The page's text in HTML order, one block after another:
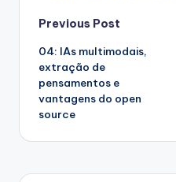
Post
navigation
Previous Post
04: IAs multimodais,
extração de
pensamentos e
vantagens do open
source